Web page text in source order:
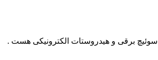
سوئیچ برقی و هیدروستات الکترونیکی هست .